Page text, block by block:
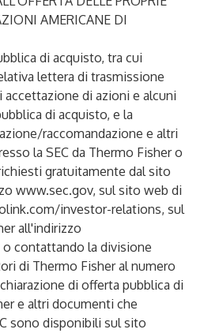
AMERICANE DI
di acquisto, tra cui
lettera di trasmissione
di azioni e alcuni
di acquisto, e la
raccomandazione e altri
la SEC da Thermo Fisher o
gratuitamente dal sito
www.sec.gov, sul sito web di
investor-relations, sul
all'indirizzo
o contattando la divisione
di Thermo Fisher al numero
di offerta pubblica di
e altri documenti che
sono disponibili sul sito